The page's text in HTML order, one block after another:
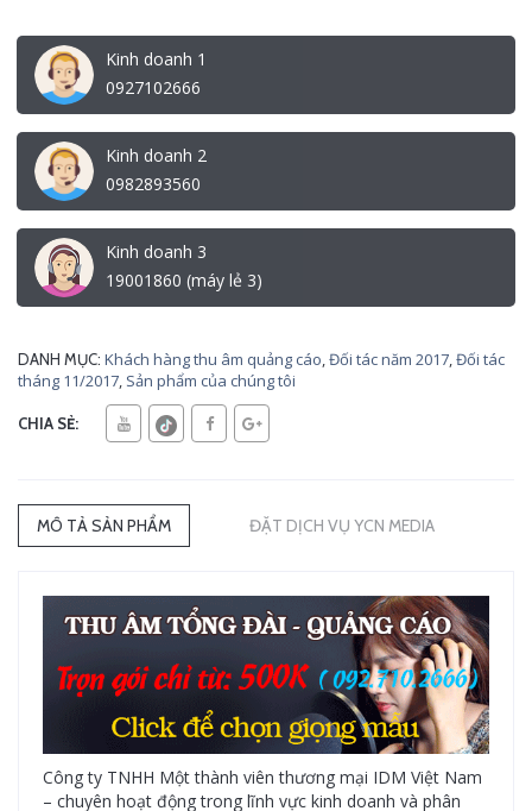
Kinh doanh 1
0927102666
Kinh doanh 2
0982893560
Kinh doanh 3
19001860 (máy lẻ 3)
DANH MỤC: Khách hàng thu âm quảng cáo,Đối tác năm 2017,Đối tác
tháng 11/2017, Sản phẩm của chúng tôi
CHIA SẺ:
MÔ TẢ SẢN PHẨM ĐẶT DỊCH VỤ YCN MEDIA
Công ty TNHH Một thành viên thương mại IDM Việt Nam
– chuyên hoạt động trong lĩnh vực kinh doanh và phân